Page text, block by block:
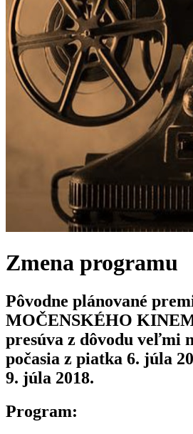
Zmena programu
Pôvodne plánované
MOČENSKÉHO
presúva z dôvodu veľmi
počasia z piatka 6. júla
9. júla 2018.
Program: